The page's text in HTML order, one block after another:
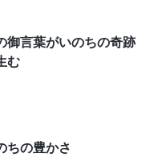
に過ぎなかったので
るたび、私は忙しく
して彼らをもてなし
監督局の主任たちは
ッピングモールへ同
ッピングモールで彼
御言葉がいのちの奇跡
む
ちの豊かさ